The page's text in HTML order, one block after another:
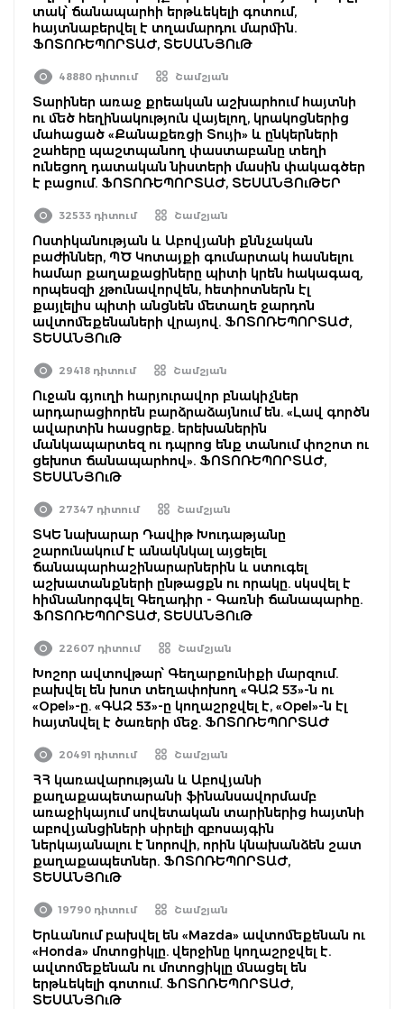
տակ՝ ճանապարհի երթևեկելի գոտում,
հայտնաբերվել է տղամարդու մարմին.
ՖՈՏՈՌԵՊՈՐՏԱԺ, ՏԵՍԱՆՅՈւԹ
48880 դիտում Շամշյան
Տարիներ առաջ քրեական աշխարհում հայտնի
ու մեծ հեղինակություն վայելող, կրակոցներից
մահացած «Քանաքեռցի Տույի» և ընկերների
շահերը պաշտպանող փաստաբանը տեղի
ունեցող դատական նիստերի մասին փակագծեր
է բացում. ՖՈՏՈՌԵՊՈՐՏԱԺ, ՏԵՍԱՆՅՈւԹԵՐ
32533 դիտում Շամշյան
Ոստիկանության և Աբովյանի քննչական
բաժիններ, ՊԾ Կոտայքի գումարտակ հասնելու
համար քաղաքացիները պիտի կրեն հակագազ,
որպեսզի չթունավորվեն, հետիոտներն էլ
քայլելիս պիտի անցնեն մետաղե ջարդոն
ավտոմեքենաների վրայով. ՖՈՏՈՌԵՊՈՐՏԱԺ,
ՏԵՍԱՆՅՈւԹ
29418 դիտում Շամշյան
Ուջան գյուղի հարյուրավոր բնակիչներ
արդարացիորեն բարձրաձայնում են. «Լավ գործն
ավարտին հասցրեք. երեխաներին
մանկապարտեզ ու դպրոց ենք տանում փոշոտ ու
ցեխոտ ճանապարհով». ՖՈՏՈՌԵՊՈՐՏԱԺ,
ՏԵՍԱՆՅՈւԹ
27347 դիտում Շամշյան
ՏԿԵ նախարար Դավիթ Խուդաթյանը
շարունակում է անակնկալ այցելել
ճանապարհաշինարարներին և ստուգել
աշխատանքների ընթացքն ու որակը. սկսվել է
հիմնանորգվել Գեղադիր - Գառնի ճանապարհը.
ՖՈՏՈՌԵՊՈՐՏԱԺ, ՏԵՍԱՆՅՈւԹ
22607 դիտում Շամշյան
Խոշոր ավտովթար՝ Գեղարքունիքի մարզում.
բախվել են խոտ տեղափոխող «ԳԱԶ 53»-ն ու
«Opel»-ը. «ԳԱԶ 53»-ը կողաշրջվել է, «Opel»-ն էլ
հայտնվել է ծառերի մեջ. ՖՈՏՈՌԵՊՈՐՏԱԺ
20491 դիտում Շամշյան
ՀՀ կառավարության և Աբովյանի
քաղաքապետարանի ֆինանսավորմամբ
առաջիկայում սովետական տարիներից հայտնի
աբովյանցիների սիրելի զբոսայգին
ներկայանալու է նորովի, որին կնախանձեն շատ
քաղաքապետներ. ՖՈՏՈՌԵՊՈՐՏԱԺ,
ՏԵՍԱՆՅՈւԹ
19790 դիտում Շամշյան
Երևանում բախվել են «Mazda» ավտոմեքենան ու
«Honda» մոտոցիկլը. վերջինը կողաշրջվել է.
ավտոմեքենան ու մոտոցիկլը մնացել են
երթևեկելի գոտում. ՖՈՏՈՌԵՊՈՐՏԱԺ,
ՏԵՍԱՆՅՈւԹ